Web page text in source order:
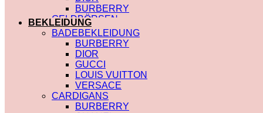
BURBERRY
GELDBÖRSEN
SAINT LAURENT
PRADA
HERMES
GUCCI
DIOR
CHLOE
FENDI
JACQUEMUS
BEKLEIDUNG
BADEBEKLEIDUNG
BURBERRY
DIOR
GUCCI
LOUIS VUITTON
VERSACE
CARDIGANS
BURBERRY